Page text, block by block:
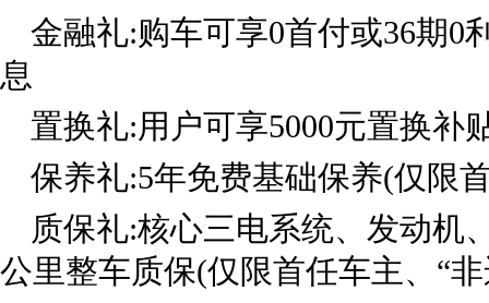
金融礼:购车可享0首付或36期0
息
置换礼:用户可享5000元置换补
保养礼:5年免费基础保养(仅限
质保礼:核心三电系统、发动机
公里整车质保(仅限首任车主、“